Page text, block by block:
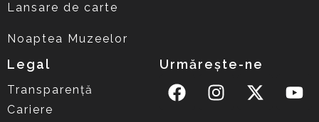
Lansare de carte
Noaptea Muzeelor
Legal
Transparență
Cariere
Urmărește-ne